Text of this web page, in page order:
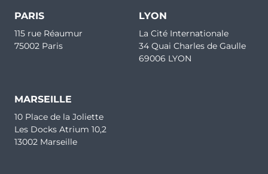
PARIS
115 rue Réaumur
75002 Paris
LYON
La Cité Internationale
34 Quai Charles de Gaulle
69006 LYON
MARSEILLE
10 Place de la Joliette
Les Docks Atrium 10,2
13002 Marseille